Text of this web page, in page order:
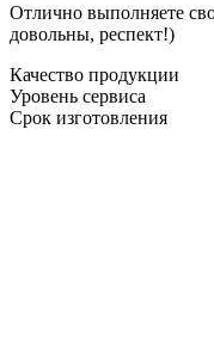
Отлично выполняете
довольны, респект!)
Качество продукции
Уровень сервиса
Срок изготовления